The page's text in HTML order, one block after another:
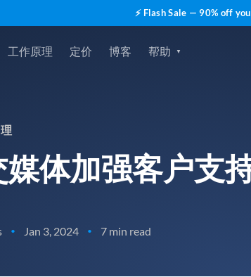
⚡ Flash Sale — 90% off
工作原理 定价 博客 帮助
体加强客户支
• Jan 3, 2024 • 7 min read